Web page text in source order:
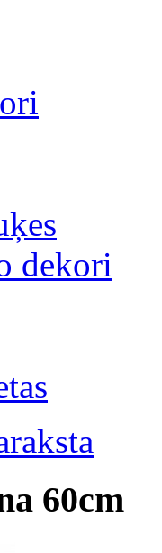
dekori
60cm